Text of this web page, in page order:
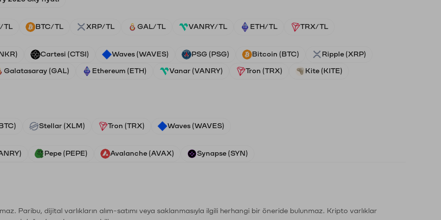
TL BTC/TL XRP/TL GAL/TL VANRY/TL ETH/TL TRX/TL
Cartesi (CTSI) Waves (WAVES) PSG (PSG) Bitcoin (BTC) Ripple (XRP)
Galatasaray (GAL) Ethereum (ETH) Vanar (VANRY) Tron (TRX) Kite (KITE)
Stellar (XLM) Tron (TRX) Waves (WAVES)
Pepe (PEPE) Avalanche (AVAX) Synapse (SYN)
Paribu, dijital varlıkların alım-satımı veya saklanmasıyla ilgili herhangi bir öneride bulunmaz. Kripto varlıklar